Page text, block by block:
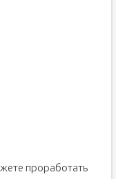
проработать